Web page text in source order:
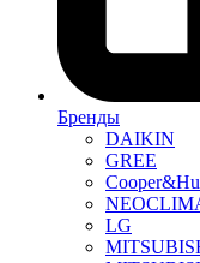
Бренды
DAIKIN
GREE
LG